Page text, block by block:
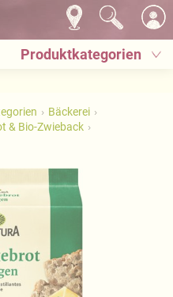
Produktkategorien
Bäckerei
& Bio-Zwieback